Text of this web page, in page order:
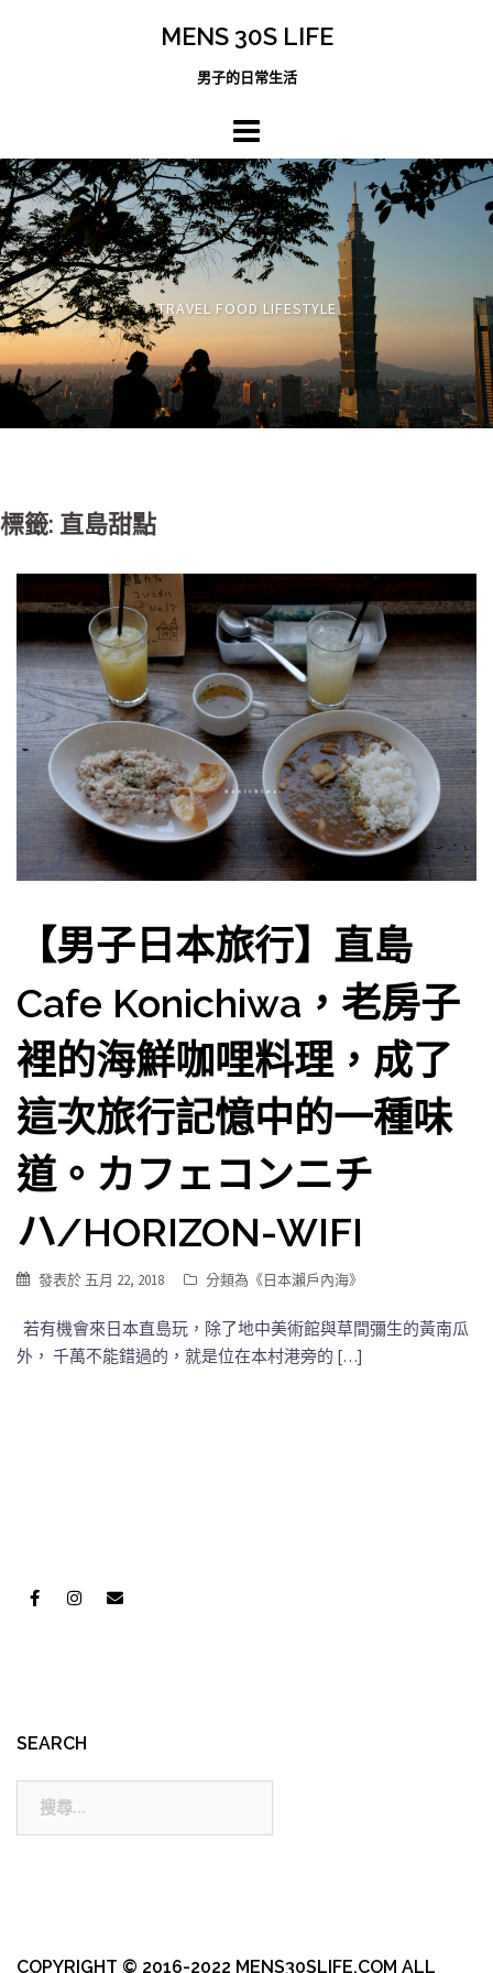
MENS 30S LIFE
男子的日常生活
TRAVEL FOOD LIFESTYLE
標籤: 直島甜點
【男子日本旅行】直島
Cafe Konichiwa，老房子
裡的海鮮咖哩料理，成了
這次旅行記憶中的一種味
道。カフェコンニチ
ハ/HORIZON-WIFI
發表於 五月 22, 2018 分類為《日本瀨戶內海》
若有機會來日本直島玩，除了地中美術館與草間彌生的黃南瓜
外， 千萬不能錯過的，就是位在本村港旁的 […]
SEARCH
COPYRIGHT © 2016-2022 MENS30SLIFE.COM ALL